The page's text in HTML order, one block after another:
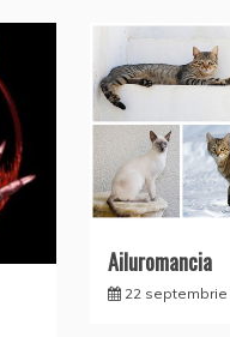
Ailuromancia
22 septembrie